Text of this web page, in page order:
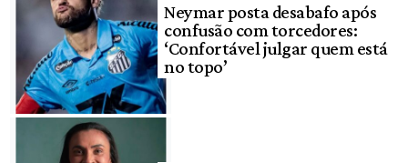
Neymar posta desabafo após
confusão com torcedores:
‘Confortável julgar quem está
no topo’